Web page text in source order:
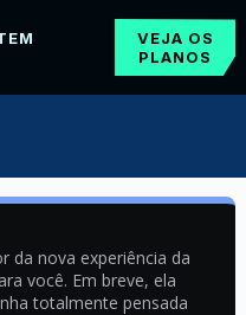
VEJA OS
PLANOS
da nova experiência da
você. Em breve, ela
totalmente pensada